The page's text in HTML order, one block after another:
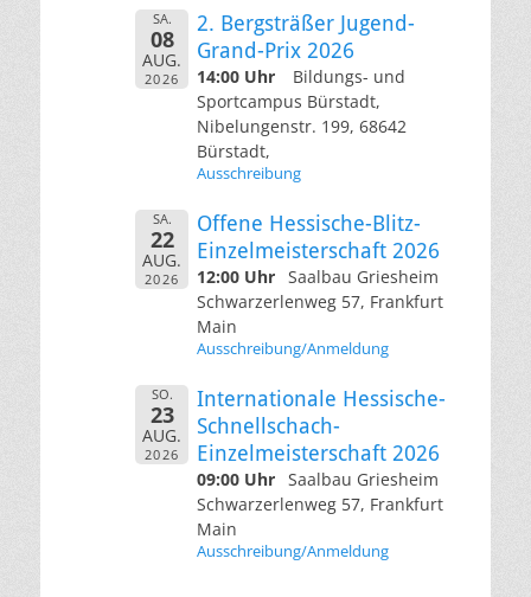
SA.
08
AUG.
2026
2. Bergsträßer Jugend-
Grand-Prix 2026
14:00 Uhr
Bildungs- und
Sportcampus Bürstadt,
Nibelungenstr. 199, 68642
Bürstadt,
Ausschreibung
SA.
22
AUG.
2026
Offene Hessische-Blitz-
Einzelmeisterschaft 2026
12:00 Uhr Saalbau Griesheim
Schwarzerlenweg 57, Frankfurt
Main
Ausschreibung/Anmeldung
SO.
23
AUG.
2026
Internationale Hessische-
Schnellschach-
Einzelmeisterschaft 2026
09:00 Uhr Saalbau Griesheim
Schwarzerlenweg 57, Frankfurt
Main
Ausschreibung/Anmeldung